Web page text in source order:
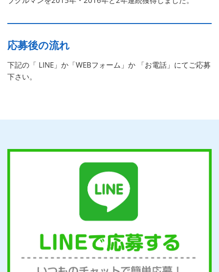
応募後の流れ
下記の「 LINE」か「WEBフォーム」か 「お電話」にてご応募
下さい。